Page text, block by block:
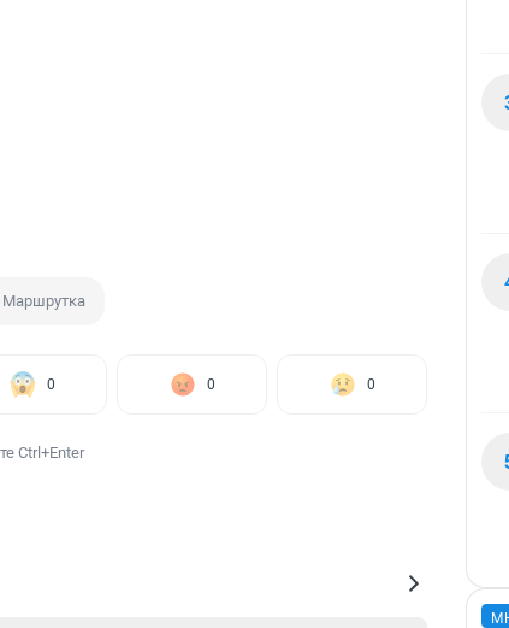
Маршрутка
0 0 0
Ctrl+Enter